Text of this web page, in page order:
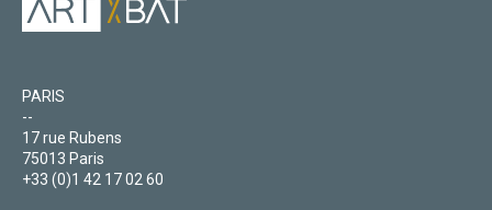
PARIS
--
17 rue Rubens
75013 Paris
+33 (0)1 42 17 02 60